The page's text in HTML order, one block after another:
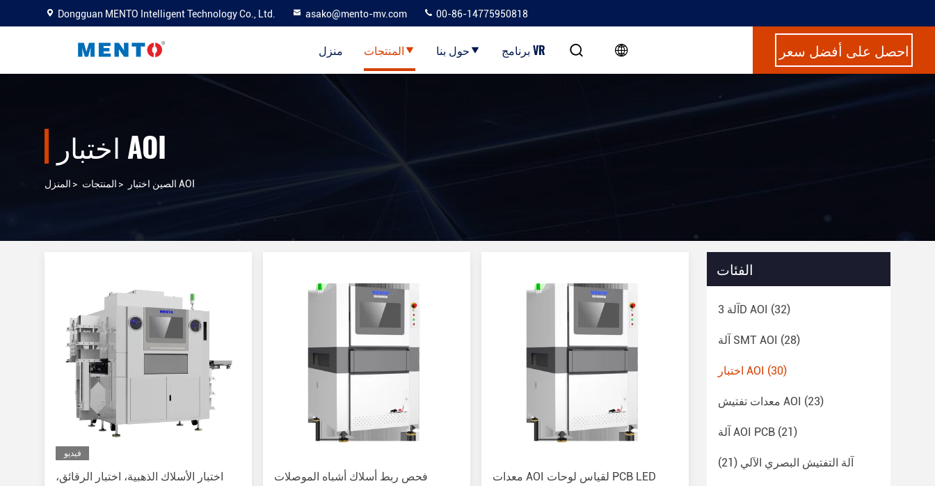
Dongguan MENTO Intelligent Technology Co., Ltd. asako@mento-mv.com 00-86-14775950818
منزل المنتجات حول بنا برنامج VR احصل على أفضل سعر
اختبار AOI
المنزل > المنتجات > الصين اختبار AOI
فيديو
اختبار الأسلاك الذهبية، اختبار الرقائق،
فحص ربط أسلاك أشباه الموصلات
معدات AOI لقياس لوحات PCB LED
الفئات
آلة 3D AOI (32)
آلة SMT AOI (28)
اختبار AOI (30)
معدات تفتيش AOI (23)
آلة AOI PCB (21)
آلة التفتيش البصري الآلي (21)